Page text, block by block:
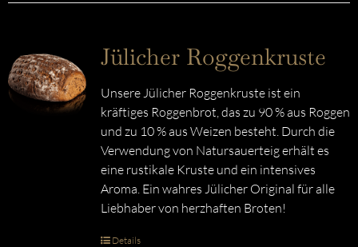
Jülicher Roggenkruste
Unsere Jülicher Roggenkruste ist ein
kräftiges Roggenbrot, das zu 90 % aus Roggen
und zu 10 % aus Weizen besteht. Durch die
Verwendung von Natursauerteig erhält es
eine rustikale Kruste und ein intensives
Aroma. Ein wahres Jülicher Original für alle
Liebhaber von herzhaften Broten!
Details